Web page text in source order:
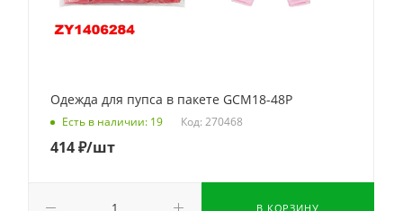
Одежда для пупса в пакете GCM18-48P
Есть в наличии: 19 Код: 270468
414₽/шт
В КОРЗИНУ